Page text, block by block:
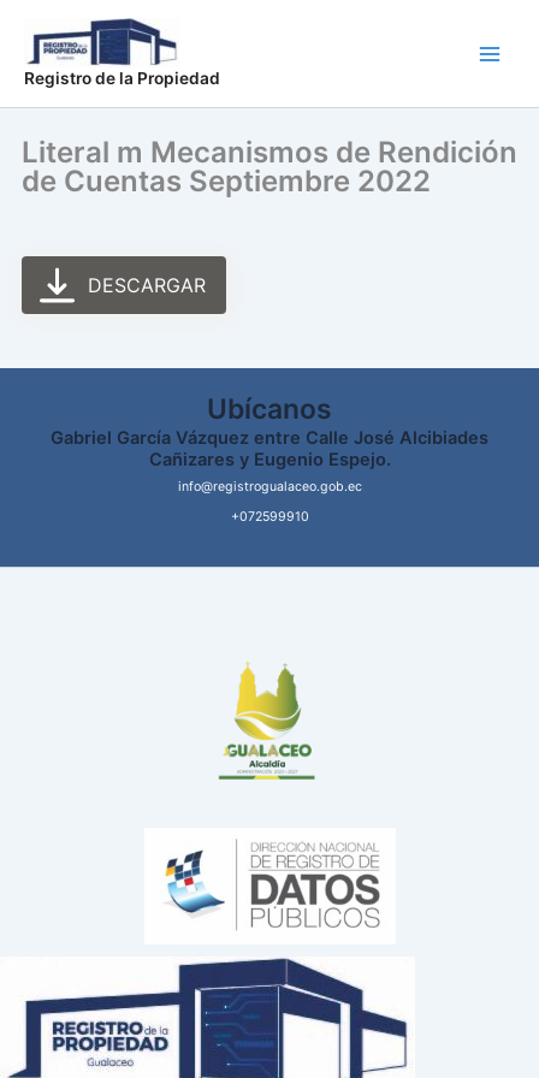
contenido
Registro de la Propiedad
Literal m Mecanismos de Rendición
de Cuentas Septiembre 2022
DESCARGAR
Ubícanos
Gabriel García Vázquez entre Calle José Alcibiades
Cañizares y Eugenio Espejo.
info@registrogualaceo.gob.ec
+072599910